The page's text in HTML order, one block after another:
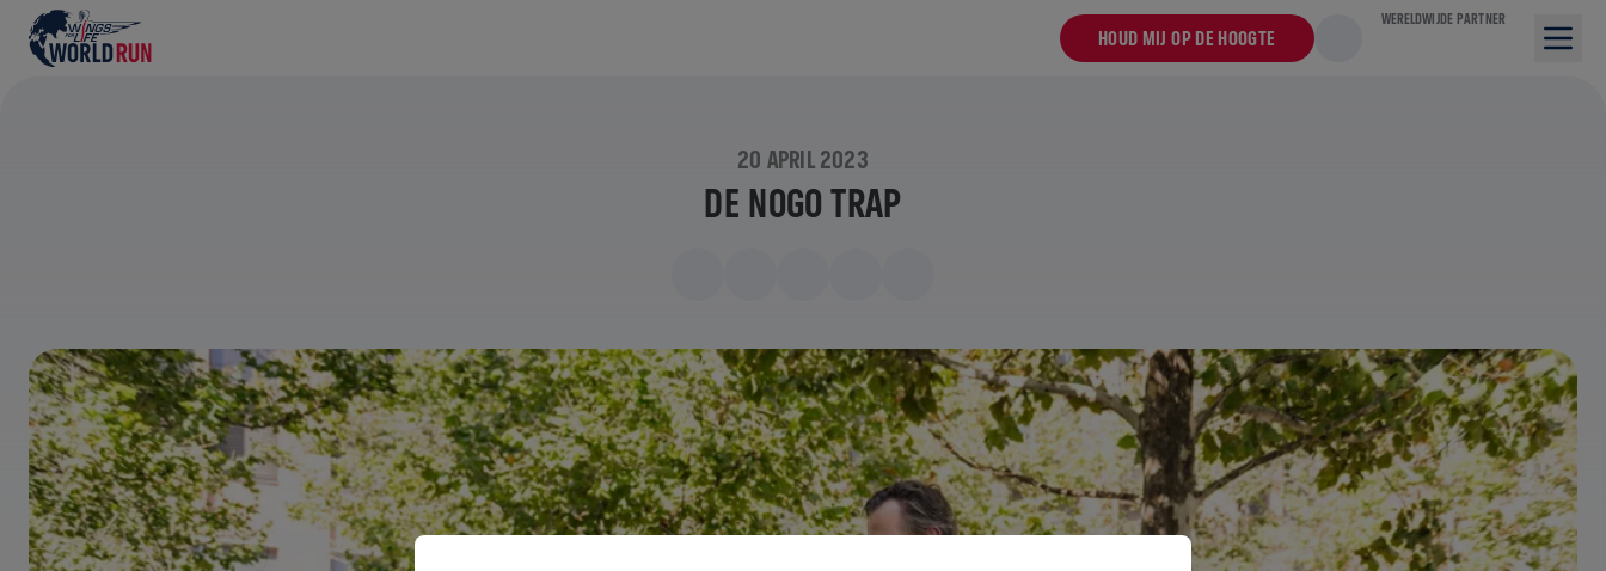
HOUD MIJ OP DE HOOGTE
WERELDWIJDE PARTNER
20 APRIL 2023
DE NOGO TRAP